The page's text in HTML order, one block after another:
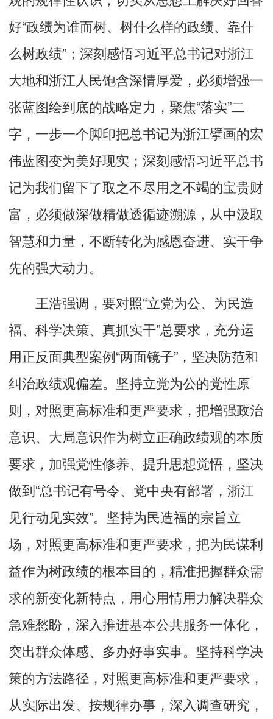
好“政绩为谁而树、树什么样的政绩、靠什
么树政绩”；深刻感悟习近平总书记对浙江
大地和浙江人民饱含深情厚爱，必须增强一
张蓝图绘到底的战略定力，聚焦“落实”二
字，一步一个脚印把总书记为浙江擘画的宏
伟蓝图变为美好现实；深刻感悟习近平总书
记为我们留下了取之不尽用之不竭的宝贵财
富，必须做深做精做透循迹溯源，从中汲取
智慧和力量，不断转化为感恩奋进、实干争
先的强大动力。
王浩强调，要对照“立党为公、为民造
福、科学决策、真抓实干”总要求，充分运
用正反面典型案例“两面镜子”，坚决防范和
纠治政绩观偏差。坚持立党为公的党性原
则，对照更高标准和更严要求，把增强政治
意识、大局意识作为树立正确政绩观的本质
要求，加强党性修养、提升思想觉悟，坚决
做到“总书记有号令、党中央有部署，浙江
见行动见实效”。坚持为民造福的宗旨立
场，对照更高标准和更严要求，把为民谋利
益作为树政绩的根本目的，精准把握群众需
求的新变化新特点，用心用情用力解决群众
急难愁盼，深入推进基本公共服务一体化，
突出群众体感、多办好事实事。坚持科学决
策的方法路径，对照更高标准和更严要求，
从实际出发、按规律办事，深入调查研究，